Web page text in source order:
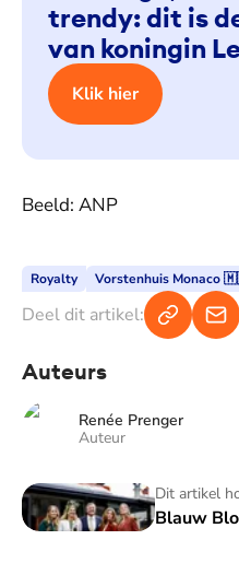
trendy: dit is
van koningin
Klik hier
Beeld: ANP
Royalty Vorstenhuis Monaco
Deel dit artikel:
Auteurs
Renée Prenger
Auteur
Dit artikel
Blauw
Blauw Bloed - TV